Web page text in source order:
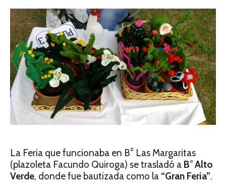
La Feria que funcionaba en B° Las Margaritas
(plazoleta Facundo Quiroga) se trasladó a B° Alto
Verde, donde fue bautizada como la “Gran Feria”.